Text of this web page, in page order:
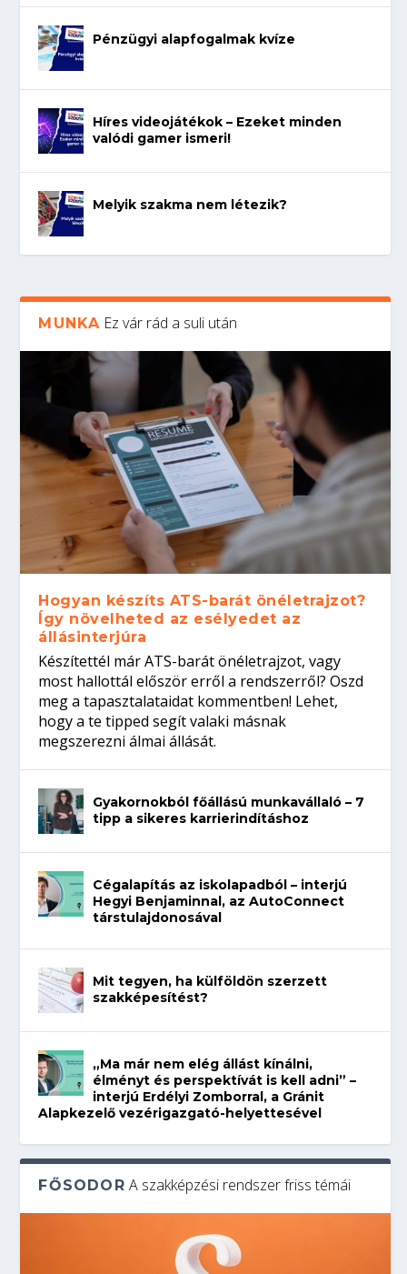
Pénzügyi alapfogalmak kvíze
Híres videojátékok – Ezeket minden
valódi gamer ismeri!
Melyik szakma nem létezik?
MUNKA Ez vár rád a suli után
Hogyan készíts ATS-barát önéletrajzot?
Így növelheted az esélyedet az
állásinterjúra
Készítettél már ATS-barát önéletrajzot, vagy
most hallottál először erről a rendszerről? Oszd
meg a tapasztalataidat kommentben! Lehet,
hogy a te tipped segít valaki másnak
megszerezni álmai állását.
Gyakornokból főállású munkavállaló – 7
tipp a sikeres karrierindításhoz
Cégalapítás az iskolapadból – interjú
Hegyi Benjaminnal, az AutoConnect
társtulajdonosával
Mit tegyen, ha külföldön szerzett
szakképesítést?
„Ma már nem elég állást kínálni,
élményt és perspektívát is kell adni” –
interjú Erdélyi Zomborral, a Gránit
Alapkezelő vezérigazgató-helyettesével
FŐSODOR A szakképzési rendszer friss témái